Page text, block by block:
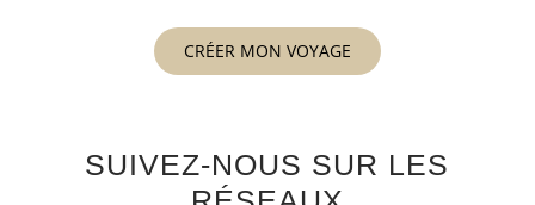
CRÉER MON VOYAGE
SUIVEZ-NOUS SUR LES